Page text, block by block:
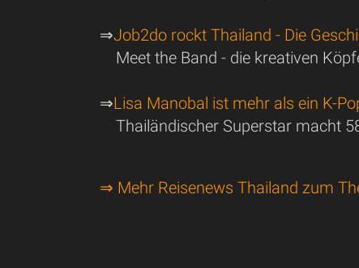
⇒Job2do rockt Thailand - Die
Meet the Band - die kreativen
⇒Lisa Manobal ist mehr als ein K-
Thailändischer Superstar macht
⇒ Mehr Reisenews Thailand zum